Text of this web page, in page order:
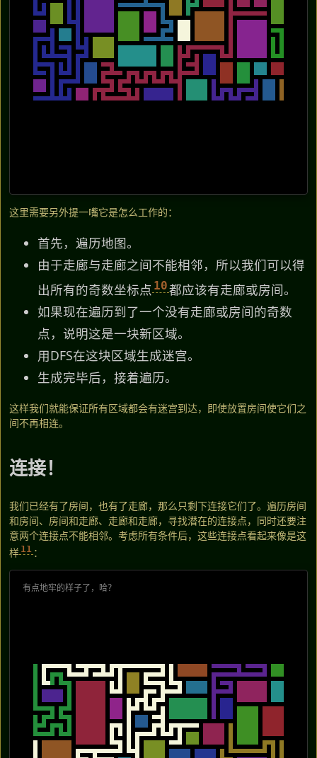
这里需要另外提一嘴它是怎么工作的：
首先，遍历地图。
由于走廊与走廊之间不能相邻，所以我们可以得
出所有的奇数坐标点 10都应该有走廊或房间。
如果现在遍历到了一个没有走廊或房间的奇数
点，说明这是一块新区域。
用DFS在这块区域生成迷宫。
生成完毕后，接着遍历。
这样我们就能保证所有区域都会有迷宫到达，即使放置房间使它们之
间不再相连。
连接！
我们已经有了房间，也有了走廊，那么只剩下连接它们了。遍历房间
和房间、房间和走廊、走廊和走廊，寻找潜在的连接点，同时还要注
意两个连接点不能相邻。考虑所有条件后，这些连接点看起来像是这
样 11 ：
有点地牢的样子了，哈？